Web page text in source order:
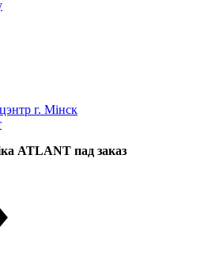
г. Мінск
ATLANT пад заказ